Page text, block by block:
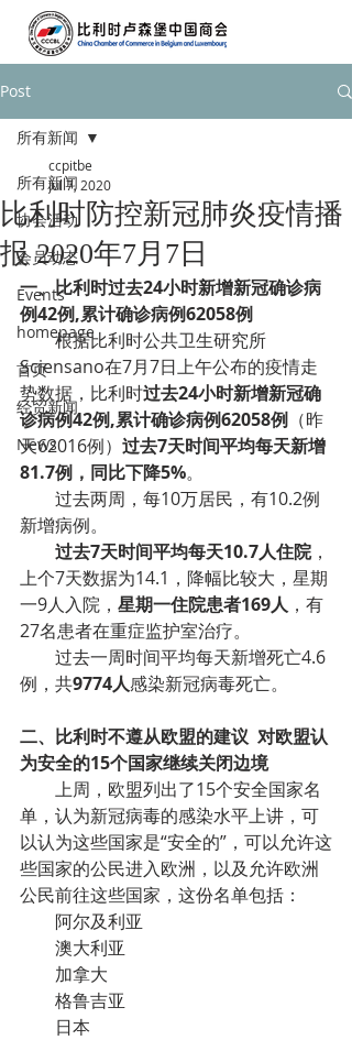
Post
所有新闻
协会活动
会员动态
Events
homepage
首页
经贸新闻
News
所有新闻
比利时防控新冠肺炎疫情播
报 2020年7月7日
ccpitbe
Jul 7, 2020
一、比利时过去24小时新增新冠确诊病
例42例,累计确诊病例62058例
        根据比利时公共卫生研究所
Sciensano在7月7日上午公布的疫情走
势数据，比利时过去24小时新增新冠确
诊病例42例,累计确诊病例62058例 （昨
天62016例） 过去7天时间平均每天新增
81.7例，同比下降5%。
新增病例。
        过去7天时间平均每天10.7人住院
，
上个7天数据为14.1，降幅比较大，星期
一9人入院， 星期一住院患者169人 ，有
27名患者在重症监护室治疗。
例，共9774人感染新冠病毒死亡。
二、比利时不遵从欧盟的建议  对欧盟认
为安全的15个国家继续关闭边境
单，认为新冠病毒的感染水平上讲，可
以认为这些国家是“安全的”，可以允许这
些国家的公民进入欧洲，以及允许欧洲
公民前往这些国家，这份名单包括：
        阿尔及利亚
        澳大利亚
        加拿大
        格鲁吉亚
        日本